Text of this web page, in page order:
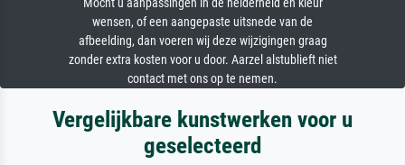
wensen, of een aangepaste uitsnede van de
afbeelding, dan voeren wij deze wijzigingen graag
zonder extra kosten voor u door. Aarzel alstublieft niet
contact met ons op te nemen.
Vergelijkbare kunstwerken voor u
geselecteerd